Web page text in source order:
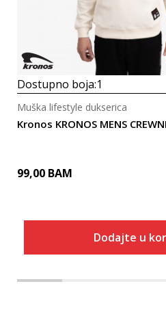
Dostupno boja:1
Kronos KRONOS MENS
Muška lifestyle dukserica
99,00 BAM
Dodajte u